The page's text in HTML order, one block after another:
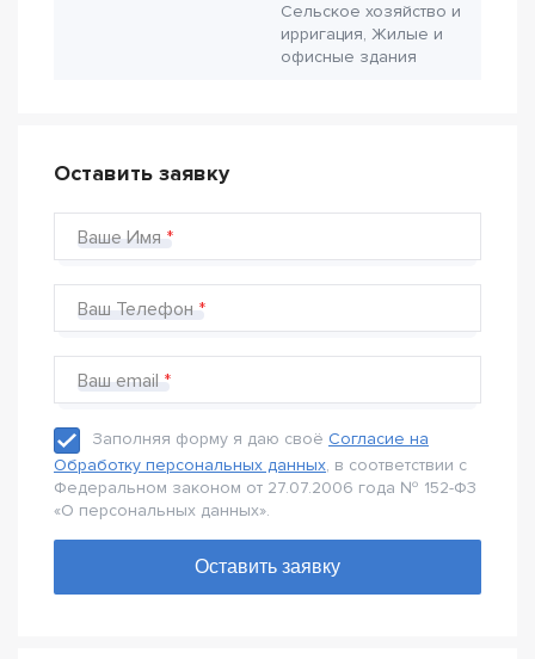
Сельское хозяйство и
ирригация, Жилые и
офисные здания
Оставить заявку
Ваше Имя
Ваш Телефон
Ваш email
Заполняя форму я даю своё Согласие на
Обработку персональных данных, в соответствии с
Федеральном законом от 27.07.2006 года № 152-Ф3
«О персональных данных».